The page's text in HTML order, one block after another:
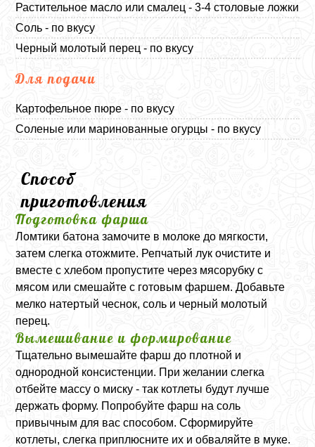
Растительное масло или смалец - 3-4 столовые ложки
Соль - по вкусу
Черный молотый перец - по вкусу
Для подачи
Картофельное пюре - по вкусу
Соленые или маринованные огурцы - по вкусу
Способ
приготовления
Подготовка фарша
Ломтики батона замочите в молоке до мягкости,
затем слегка отожмите. Репчатый лук очистите и
вместе с хлебом пропустите через мясорубку с
мясом или смешайте с готовым фаршем. Добавьте
мелко натертый чеснок, соль и черный молотый
перец.
Вымешивание и формирование
Тщательно вымешайте фарш до плотной и
однородной консистенции. При желании слегка
отбейте массу о миску - так котлеты будут лучше
держать форму. Попробуйте фарш на соль
привычным для вас способом. Сформируйте
котлеты, слегка приплюсните их и обваляйте в муке.